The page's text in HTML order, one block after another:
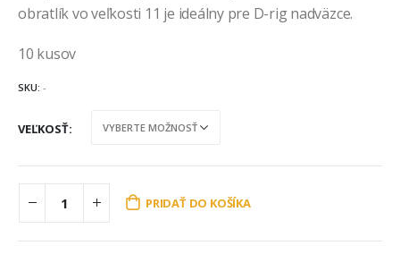
obratlík vo veľkosti 11 je ideálny pre D-rig nadväzce.
10 kusov
SKU: -
VEĽKOSŤ
PRIDAŤ DO KOŠÍKA